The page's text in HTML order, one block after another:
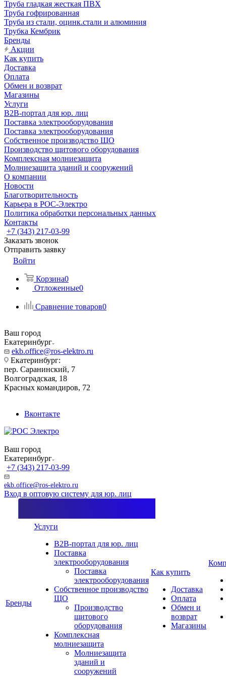
Труба гладкая жесткая ПВХ
Труба гофрированная
Труба из стали, оцинк.стали и алюминия
Трубка Кембрик
Бренды
Акции
Как купить
Доставка
Оплата
Обмен и возврат
Магазины
Услуги
B2B-портал для юр. лиц
Поставка электрооборудования
Поставка электрооборудования
Собственное производство ЩО
Производство щитового оборудования
Комплексная молниезащита
Молниезащита зданий и сооружений
О компании
Новости
Благотворительность
Карьера в РОС-Электро
Политика обработки персональных данных
Контакты
+7 (343) 217-03-99
Заказать звонок
Отправить заявку
Войти
Корзина0
Отложенные0
Сравнение товаров0
Ваш город
Екатеринбург
ekb.office@ros-elektro.ru
Екатеринбург:
пер. Саранинский, 7
Волгоградская, 18
Красных командиров, 72
Вконтакте
Ваш город
Екатеринбург
+7 (343) 217-03-99
ekb.office@ros-elektro.ru
Вход в оптовую систему для юр. лиц
Бренды
Услуги
B2B-портал для юр. лиц
Поставка
электрооборудования
Поставка
электрооборудования
Собственное производство
ЩО
Производство
щитового
оборудования
Комплексная
молниезащита
Молниезащита
зданий и
сооружений
Как купить
Доставка
Оплата
Обмен и
возврат
Магазины